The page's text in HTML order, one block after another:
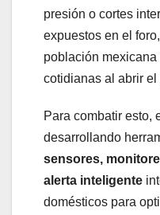
presión o cortes
expuestos en el
población
cotidianas al abrir el
Para combatir esto,
desarrollando
sensores,
alerta inteligente
domésticos para